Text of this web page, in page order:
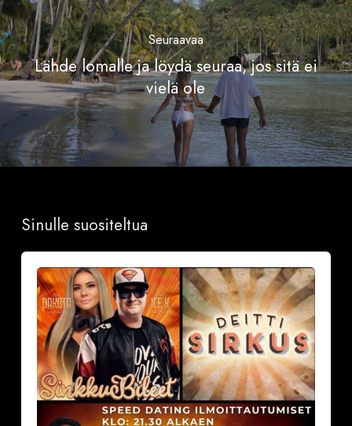
Seuraavaa
Lähde lomalle ja löydä seuraa, jos sitä ei
vielä ole
Sinulle suositeltua
19.9.2026
Deittisirkus
Speed
Dating,
Tulisuudelma/Hotelli